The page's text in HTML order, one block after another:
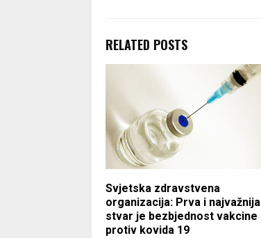
RELATED POSTS
Svjetska zdravstvena
organizacija: Prva i najvažnija
stvar je bezbjednost vakcine
protiv kovida 19